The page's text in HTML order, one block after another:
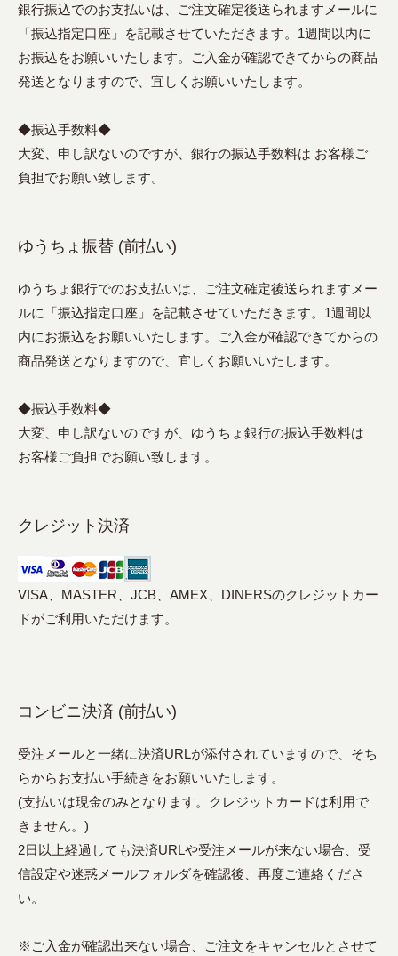
銀行振込でのお支払いは、ご注文確定後送られますメールに
「振込指定口座」を記載させていただきます。1週間以内に
お振込をお願いいたします。ご入金が確認できてからの商品
発送となりますので、宜しくお願いいたします。
◆振込手数料◆
大変、申し訳ないのですが、銀行の振込手数料は お客様ご
負担でお願い致します。
ゆうちょ振替 (前払い)
ゆうちょ銀行でのお支払いは、ご注文確定後送られますメー
ルに「振込指定口座」を記載させていただきます。1週間以
内にお振込をお願いいたします。ご入金が確認できてからの
商品発送となりますので、宜しくお願いいたします。
◆振込手数料◆
大変、申し訳ないのですが、ゆうちょ銀行の振込手数料は
お客様ご負担でお願い致します。
クレジット決済
VISA、MASTER、JCB、AMEX、DINERSのクレジットカー
ドがご利用いただけます。
コンビニ決済 (前払い)
受注メールと一緒に決済URLが添付されていますので、そち
らからお支払い手続きをお願いいたします。
(支払いは現金のみとなります。クレジットカードは利用で
きません。)
2日以上経過しても決済URLや受注メールが来ない場合、受
信設定や迷惑メールフォルダを確認後、再度ご連絡くださ
い。
※ご入金が確認出来ない場合、ご注文をキャンセルとさせて